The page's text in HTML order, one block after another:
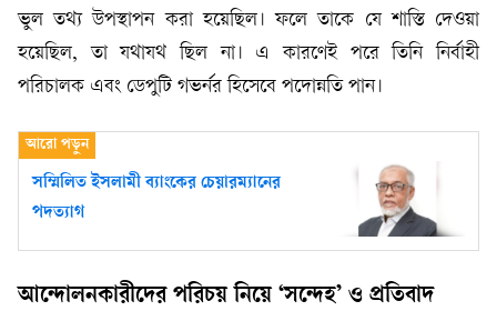
ভুল তথ্য উপস্থাপন করা হয়েছিল। ফলে তাকে যে শাস্তি দেওয়া
হয়েছিল, তা যথাযথ ছিল না। এ কারণেই পরে তিনি নির্বাহী
পরিচালক এবং ডেপুটি গভর্নর হিসেবে পদোন্নতি পান।
সম্মিলিত ইসলামী ব্যাংকের চেয়ারম্যানের
পদত্যাগ ‎
আন্দোলনকারীদের পরিচয় নিয়ে ‘সন্দেহ’ ও প্রতিবাদ